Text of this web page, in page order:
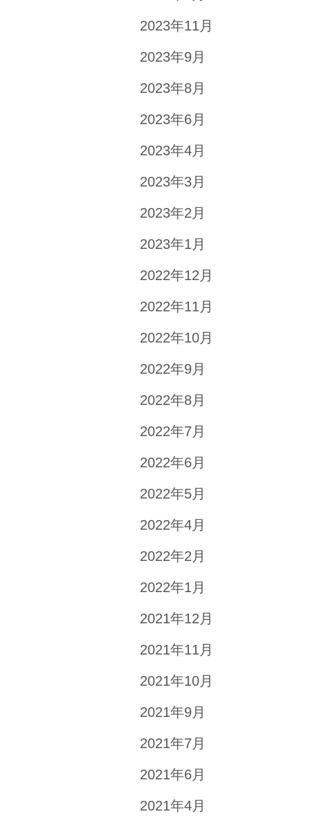
2023年11月
2023年9月
2023年8月
2023年6月
2023年4月
2023年3月
2023年2月
2023年1月
2022年12月
2022年11月
2022年10月
2022年9月
2022年8月
2022年7月
2022年6月
2022年5月
2022年4月
2022年2月
2022年1月
2021年12月
2021年11月
2021年10月
2021年9月
2021年7月
2021年6月
2021年4月